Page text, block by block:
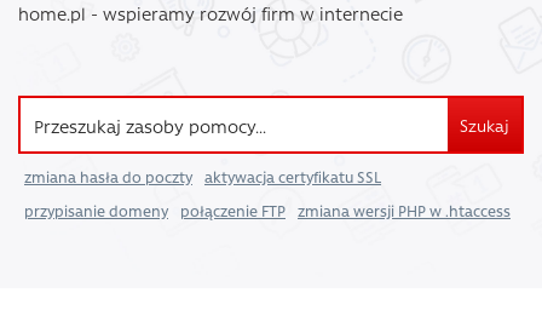
home.pl - wspieramy rozwój firm w internecie
Szukaj
zmiana hasła do poczty
aktywacja certyfikatu SSL
przypisanie domeny
połączenie FTP zmiana wersji PHP w .htaccess